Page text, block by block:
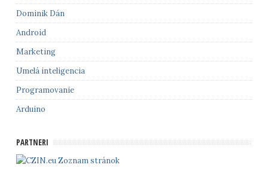
Dominik Dán
Android
Marketing
Umelá inteligencia
Programovanie
Arduino
PARTNERI
Zoznam stránok